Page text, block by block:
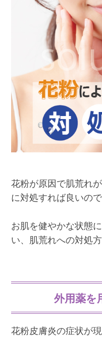
花粉が原因で肌荒れ
に対処すれば良いので
お肌を健やかな状態
い、肌荒れへの対処
外用薬を
花粉皮膚炎の症状が